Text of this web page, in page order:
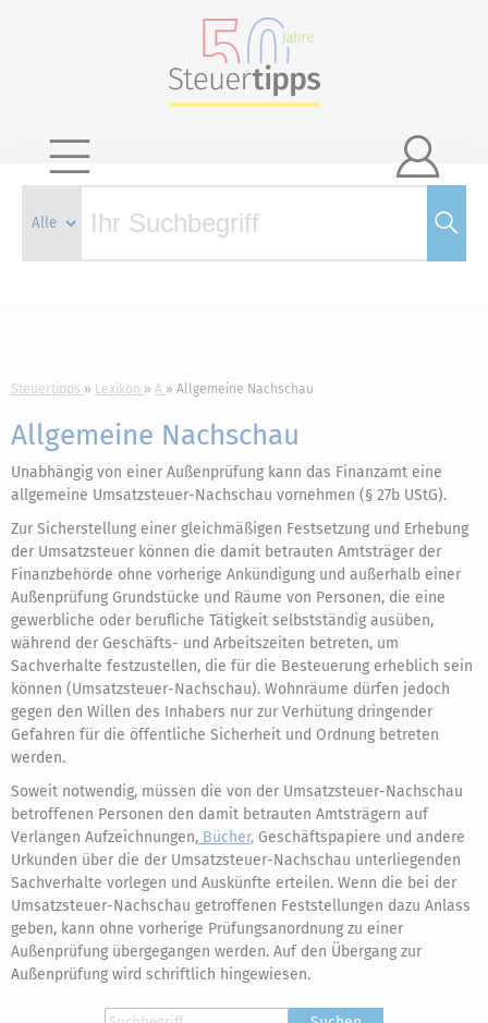

Steuertipps Lexikon A Allgemeine Nachschau
Allgemeine Nachschau
Unabhängig von einer Außenprüfung kann das Finanzamt eine
allgemeine Umsatzsteuer-Nachschau vornehmen (§ 27b UStG).
Zur Sicherstellung einer gleichmäßigen Festsetzung und Erhebung
der Umsatzsteuer können die damit betrauten Amtsträger der
Finanzbehörde ohne vorherige Ankündigung und außerhalb einer
Außenprüfung Grundstücke und Räume von Personen, die eine
gewerbliche oder berufliche Tätigkeit selbstständig ausüben,
während der Geschäfts- und Arbeitszeiten betreten, um
Sachverhalte festzustellen, die für die Besteuerung erheblich sein
können (Umsatzsteuer-Nachschau). Wohnräume dürfen jedoch
gegen den Willen des Inhabers nur zur Verhütung dringender
Gefahren für die öffentliche Sicherheit und Ordnung betreten
werden.
Soweit notwendig, müssen die von der Umsatzsteuer-Nachschau
betroffenen Personen den damit betrauten Amtsträgern auf
Verlangen Aufzeichnungen, Bücher, Geschäftspapiere und andere
Urkunden über die der Umsatzsteuer-Nachschau unterliegenden
Sachverhalte vorlegen und Auskünfte erteilen. Wenn die bei der
Umsatzsteuer-Nachschau getroffenen Feststellungen dazu Anlass
geben, kann ohne vorherige Prüfungsanordnung zu einer
Außenprüfung übergegangen werden. Auf den Übergang zur
Außenprüfung wird schriftlich hingewiesen.